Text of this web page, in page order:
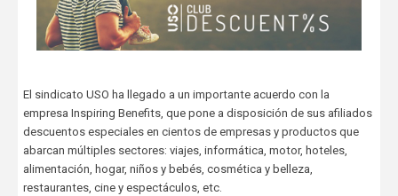
El sindicato USO ha llegado a un importante acuerdo con la
empresa Inspiring Benefits, que pone a disposición de sus afiliados
descuentos especiales en cientos de empresas y productos que
abarcan múltiples sectores: viajes, informática, motor, hoteles,
alimentación, hogar, niños y bebés, cosmética y belleza,
restaurantes, cine y espectáculos, etc.